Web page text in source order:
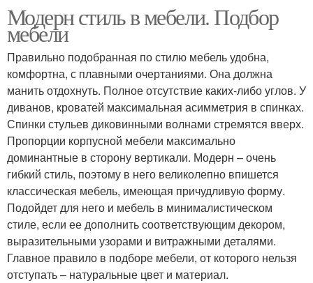
Модерн стиль в мебели. Подбор
мебели
Правильно подобранная по стилю мебель удобна,
комфортна, с плавными очертаниями. Она должна
манить отдохнуть. Полное отсутствие каких-либо углов. У
диванов, кроватей максимальная асимметрия в спинках.
Спинки стульев диковинными волнами стремятся вверх.
Пропорции корпусной мебели максимально
доминантные в сторону вертикали. Модерн – очень
гибкий стиль, поэтому в него великолепно впишется
классическая мебель, имеющая причудливую форму.
Подойдет для него и мебель в минималистическом
стиле, если ее дополнить соответствующим декором,
выразительными узорами и витражными деталями.
Главное правило в подборе мебели, от которого нельзя
отступать – натуральные цвет и материал.